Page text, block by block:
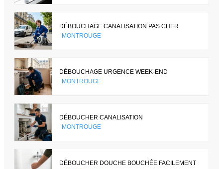
DÉBOUCHAGE CANALISATION PAS CHER
MONTROUGE
DÉBOUCHAGE URGENCE WEEK-END
MONTROUGE
DÉBOUCHER CANALISATION
MONTROUGE
DÉBOUCHER DOUCHE BOUCHÉE FACILEMENT